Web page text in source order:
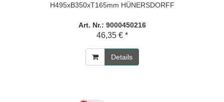
H495xB350xT165mm HÜNERSDORFF
Art. Nr.: 9000450216
46,35 € *
Details